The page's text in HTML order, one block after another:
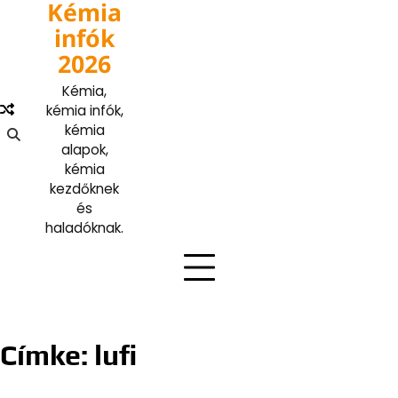
Kémia
infók
2026
Kémia,
kémia infók,
kémia
alapok,
kémia
kezdőknek
és
haladóknak.
Címke: lufi